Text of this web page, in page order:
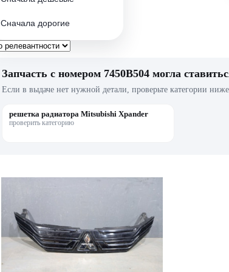
Сначала дорогие
Запчасть с номером 7450B504 могла
Если в выдаче нет нужной детали, проверьте категории
решетка радиатора Mitsubishi Xpander
проверить категорию